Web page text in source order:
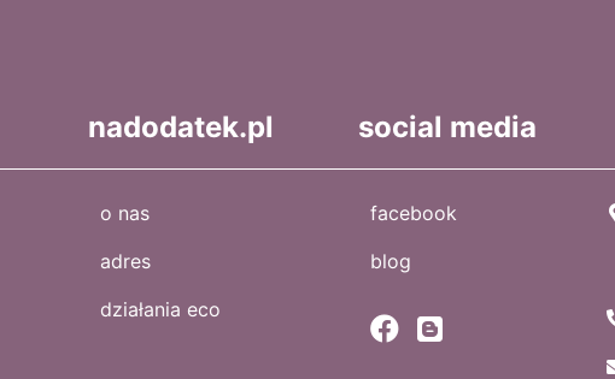
nadodatek.pl
o nas
adres
działania eco
social media
facebook
blog